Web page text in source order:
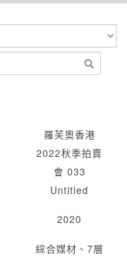
羅芙奧香港
2022秋季拍賣
會 033
Untitled
2020
綜合媒材、7層